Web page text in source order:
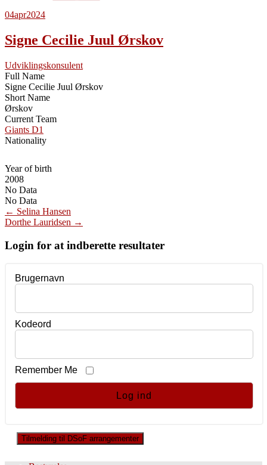
04apr2024
Signe Cecilie Juul Ørskov
Udviklingskonsulent
Full Name
Signe Cecilie Juul Ørskov
Short Name
Ørskov
Current Team
Giants D1
Nationality
Year of birth
2008
No Data
No Data
Post
navigation
← Selina Hansen
Dorthe Lauridsen →
Login for at indberette resultater
Brugernavn
Kodeord
Remember Me
Tilmelding til DSoF arrangementer